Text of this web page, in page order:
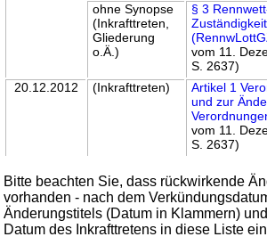
ohne Synopse
(Inkrafttreten,
Gliederung
o.Ä.)
§ 3
vom 11.
S. 2637)
20.12.2012
(Inkrafttreten)
Artikel 1
und zur
vom 11.
S. 2637)
Bitte beachten Sie, dass rückwirkende
vorhanden - nach dem
Änderungstitels (Datum in Klammern)
Datum des Inkrafttretens in diese Liste